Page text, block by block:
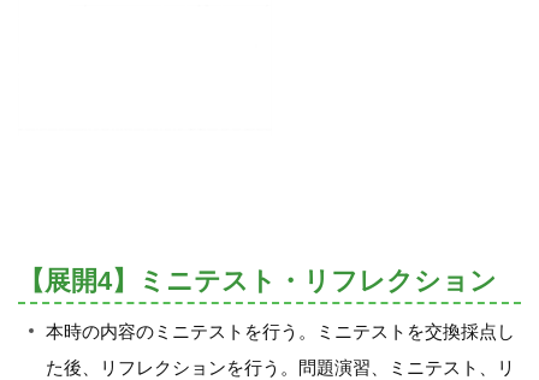
【展開4】ミニテスト・リフレクション
本時の内容のミニテストを行う。ミニテストを交換採点し
た後、リフレクションを行う。問題演習、ミニテスト、リ